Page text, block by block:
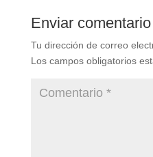
Enviar comentario
Tu dirección de correo
Los campos obligatorios